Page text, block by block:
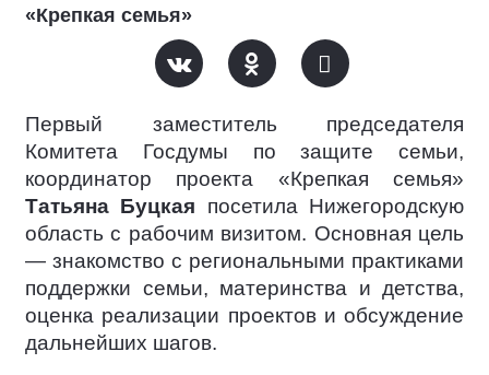
«Крепкая семья»
Первый заместитель председателя
Комитета Госдумы по защите семьи,
координатор проекта «Крепкая семья»
Татьяна Буцкая посетила Нижегородскую
область с рабочим визитом. Основная цель
— знакомство с региональными практиками
поддержки семьи, материнства и детства,
оценка реализации проектов и обсуждение
дальнейших шагов.